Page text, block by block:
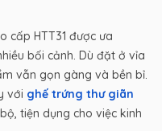
cấp HTT31 được ưa
bối cảnh. Dù đặt ở vỉa
vẫn gọn gàng và bền bỉ.
với ghế trứng thư giãn
tiện dụng cho việc kinh